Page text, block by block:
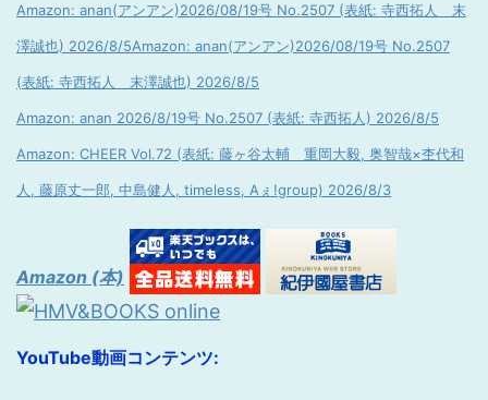
Amazon: anan(アンアン)2026/08/19号 No.2507 (表紙: 寺西拓人 末
澤誠也) 2026/8/5Amazon: anan(アンアン)2026/08/19号 No.2507
(表紙: 寺西拓人 末澤誠也) 2026/8/5
Amazon: anan 2026/8/19号 No.2507 (表紙: 寺西拓人) 2026/8/5
Amazon: CHEER Vol.72 (表紙: 藤ヶ谷太輔 重岡大毅, 奥智哉×杢代和
人, 藤原丈一郎, 中島健人, timeless, Aぇ!group) 2026/8/3
Amazon (本)
YouTube動画コンテンツ: